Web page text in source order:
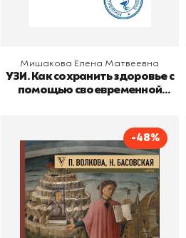
Мишакова Елена Матвеевна
УЗИ. Как сохранить здоровье с
помощью своевременной
-48%
Средневековье: большая
книга истории, искусства,
литературы
Автор
Волкова Паола
Дмитриевна
Издательство АСТ